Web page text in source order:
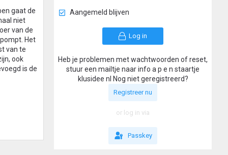
gaat de
niet
van de
Het
van te
ook
is de
Aangemeld blijven
Log in
Heb je problemen met wachtwoorden of reset,
stuur een mailtje naar info a p e n staartje
klusidee nl Nog niet geregistreerd?
Registreer nu
or log in via
Passkey